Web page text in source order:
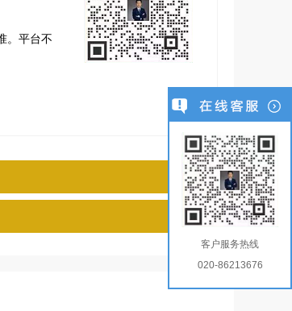
。平台不
客户服务热线
020-86213676